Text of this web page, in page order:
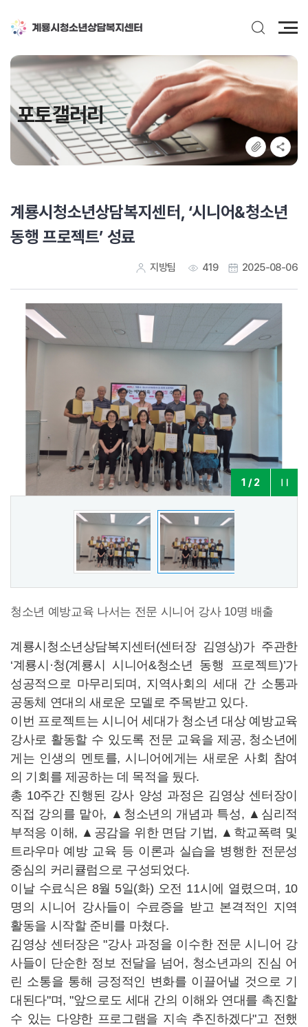
체
뉴
포토갤러리
계룡시청소년상담복지센터, ‘시니어&청소년
동행 프로젝트’ 성료
지방팀 419 2025-08-06
2 /2
청소년 예방교육 나서는 전문 시니어 강사 10명 배출
계룡시청소년상담복지센터(센터장 김영상)가 주관한
‘계룡시·청(계룡시 시니어&청소년 동행 프로젝트)’가
성공적으로 마무리되며, 지역사회의 세대 간 소통과
공동체 연대의 새로운 모델로 주목받고 있다.
이번 프로젝트는 시니어 세대가 청소년 대상 예방교육
강사로 활동할 수 있도록 전문 교육을 제공, 청소년에
게는 인생의 멘토를, 시니어에게는 새로운 사회 참여
의 기회를 제공하는 데 목적을 뒀다.
총 10주간 진행된 강사 양성 과정은 김영상 센터장이
직접 강의를 맡아, ▲청소년의 개념과 특성, ▲심리적
부적응 이해, ▲공감을 위한 면담 기법, ▲학교폭력 및
트라우마 예방 교육 등 이론과 실습을 병행한 전문성
중심의 커리큘럼으로 구성되었다.
이날 수료식은 8월 5일(화) 오전 11시에 열렸으며, 10
명의 시니어 강사들이 수료증을 받고 본격적인 지역
활동을 시작할 준비를 마쳤다.
김영상 센터장은 "강사 과정을 이수한 전문 시니어 강
사들이 단순한 정보 전달을 넘어, 청소년과의 진심 어
린 소통을 통해 긍정적인 변화를 이끌어낼 것으로 기
대된다"며, "앞으로도 세대 간의 이해와 연대를 촉진할
수 있는 다양한 프로그램을 지속 추진하겠다"고 전했